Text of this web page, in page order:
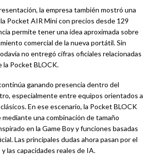
la empresa también mostró una
Pocket AIR Mini con precios desde 129
permite tener una idea aproximada sobre
comercial de la nueva portátil. Sin
no entregó cifras oficiales relacionadas
la Pocket BLOCK.
ganando presencia dentro del
especialmente entre equipos orientados a
En ese escenario, la Pocket BLOCK
una combinación de tamaño
en la Game Boy y funciones basadas
Las principales dudas ahora pasan por el
las capacidades reales de IA.